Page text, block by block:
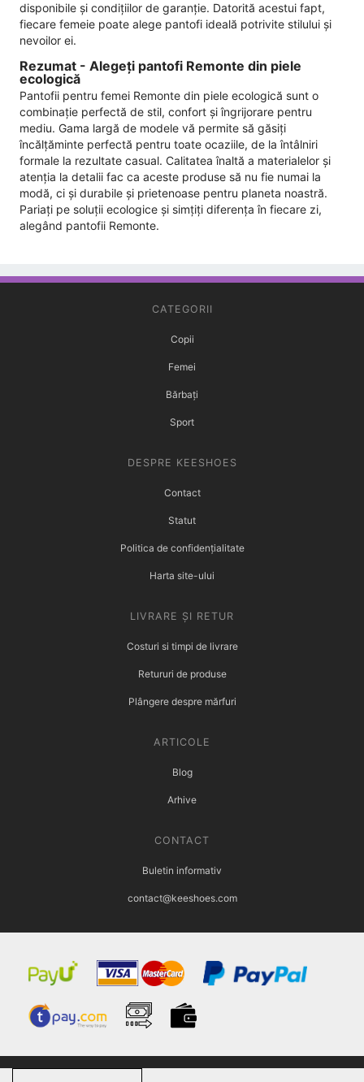
disponibile și condițiilor de garanție. Datorită acestui fapt,
fiecare femeie poate alege pantofi ideală potrivite stilului și
nevoilor ei.
Rezumat - Alegeți pantofi Remonte din piele
ecologică
Pantofii pentru femei Remonte din piele ecologică sunt o
combinație perfectă de stil, confort și îngrijorare pentru
mediu. Gama largă de modele vă permite să găsiți
încălțăminte perfectă pentru toate ocaziile, de la întâlniri
formale la rezultate casual. Calitatea înaltă a materialelor și
atenția la detalii fac ca aceste produse să nu fie numai la
modă, ci și durabile și prietenoase pentru planeta noastră.
Pariați pe soluții ecologice și simțiți diferența în fiecare zi,
alegând pantofii Remonte.
CATEGORII
Copii
Femei
Bărbați
Sport
DESPRE KEESHOES
Contact
Statut
Politica de confidențialitate
Harta site-ului
LIVRARE ȘI RETUR
Costuri si timpi de livrare
Retururi de produse
Plângere despre mărfuri
ARTICOLE
Blog
Arhive
CONTACT
Buletin informativ
contact@keeshoes.com